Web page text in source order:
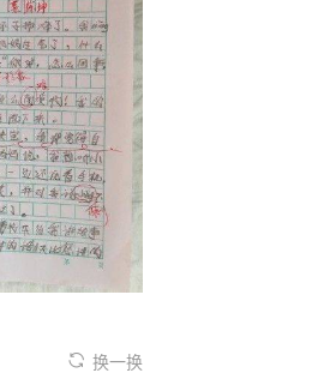
换一换